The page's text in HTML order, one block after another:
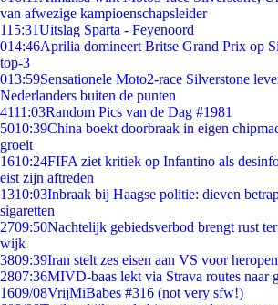
van afwezige kampioenschapsleider
115:31Uitslag Sparta - Feyenoord
014:46Aprilia domineert Britse Grand Prix op
top-3
013:59Sensationele Moto2-race Silverstone
Nederlanders buiten de punten
4111:03Random Pics van de Dag #1981
5010:39China boekt doorbraak in eigen
groeit
1610:24FIFA ziet kritiek op Infantino als
eist zijn aftreden
1310:03Inbraak bij Haagse politie: dieven
sigaretten
2709:50Nachtelijk gebiedsverbod brengt rust
wijk
3809:39Iran stelt zes eisen aan VS voor
2807:36MIVD-baas lekt via Strava routes naar
1609/08VrijMiBabes #316 (not very sfw!)